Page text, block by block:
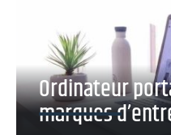
Ordinateur
marques